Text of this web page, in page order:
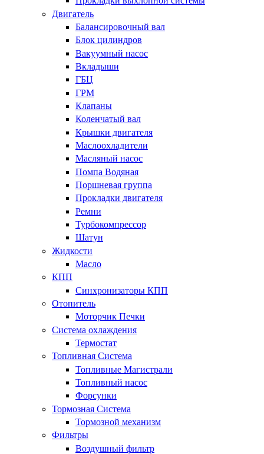
Двигатель
Балансировочный вал
Блок цилиндров
Вакуумный насос
Вкладыши
ГБЦ
ГРМ
Клапаны
Коленчатый вал
Крышки двигателя
Маслоохладители
Масляный насос
Помпа Водяная
Поршневая группа
Прокладки двигателя
Ремни
Турбокомпрессор
Шатун
Жидкости
Масло
КПП
Синхронизаторы КПП
Отопитель
Моторчик Печки
Система охлаждения
Термостат
Топливная Система
Топливные Магистрали
Топливный насос
Форсунки
Тормозная Система
Тормозной механизм
Фильтры
Воздушный фильтр